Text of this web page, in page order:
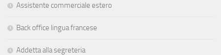
Assistente commerciale estero
Back office lingua francese
Addetta alla segreteria